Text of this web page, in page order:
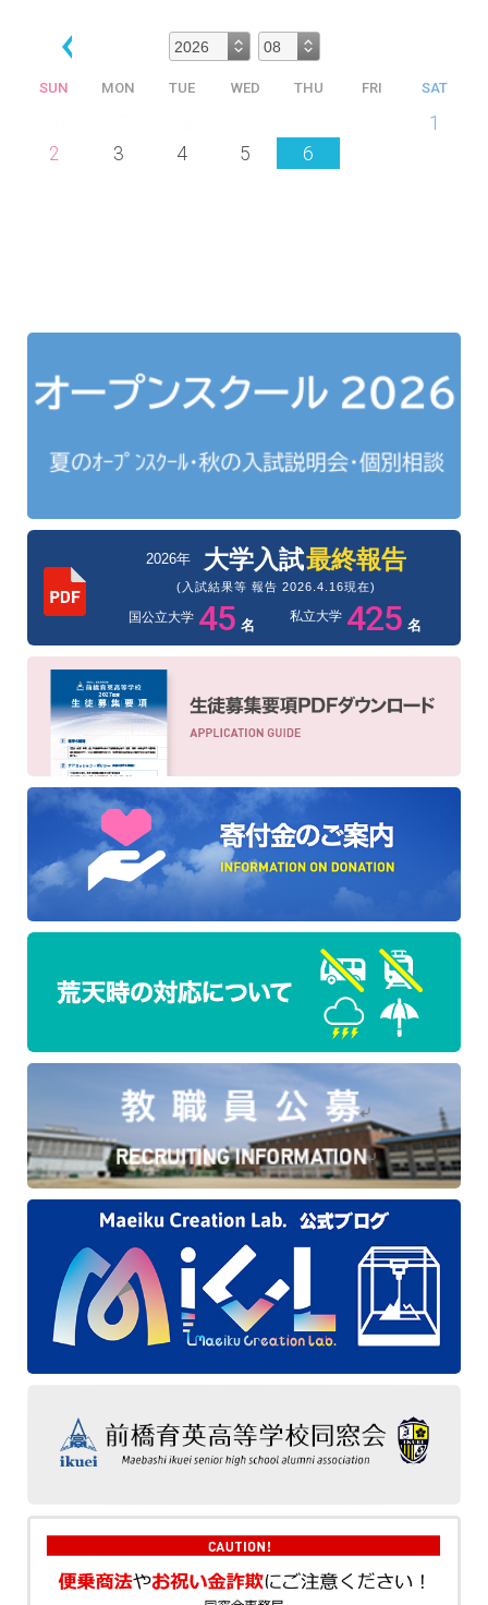
SUN MON TUE WED THU FRI SAT
1
2
3 4 5 6
2026年 大学入試最終報告
(入試結果等 報告 2026.4.16現在)
国公立大学 45 名
私立大学 425 名